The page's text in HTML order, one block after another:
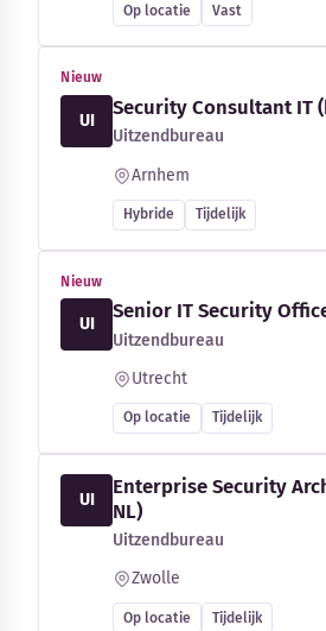
Op locatie Vast
Nieuw
UI
Security Consultant IT
Uitzendbureau
Arnhem
Hybride Tijdelijk
Nieuw
UI
Senior IT Security
Uitzendbureau
Utrecht
Op locatie Tijdelijk
UI
Enterprise Security
NL)
Uitzendbureau
Zwolle
Op locatie Tijdelijk